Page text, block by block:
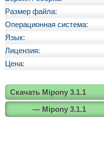
Размер файла:
Операционная система:
Язык:
Лицензия:
Цена:
Скачать Mipony 3.1.1
— Mipony 3.1.1